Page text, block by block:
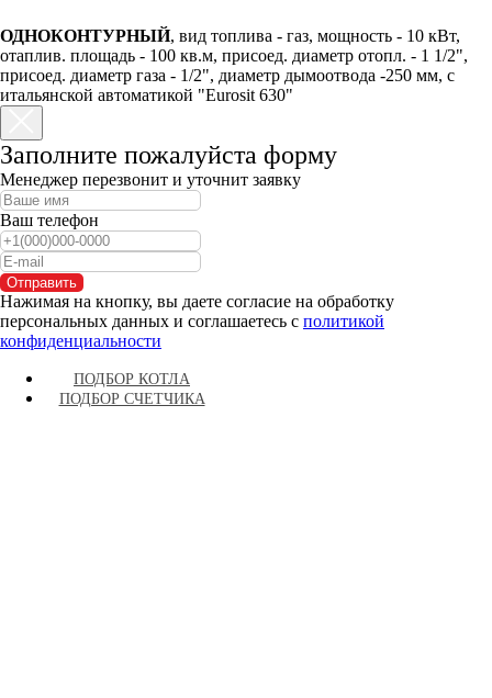
ОДНОКОНТУРНЫЙ, вид топлива - газ, мощность - 10 кВт,
отаплив. площадь - 100 кв.м, присоед. диаметр отопл. - 1 1/2",
присоед. диаметр газа - 1/2", диаметр дымоотвода -250 мм, с
итальянской автоматикой "Eurosit 630"
Заполните пожалуйста форму
Менеджер перезвонит и уточнит заявку
Ваш телефон
Отправить
Нажимая на кнопку, вы даете согласие на обработку
персональных данных и соглашаетесь c политикой
конфиденциальности
ПОДБОР КОТЛА
ПОДБОР СЧЕТЧИКА